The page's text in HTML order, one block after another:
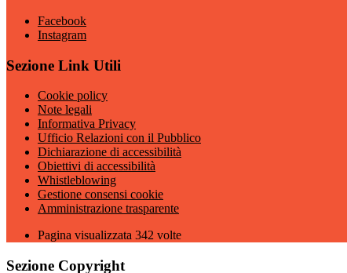
Facebook
Instagram
Sezione Link Utili
Cookie policy
Note legali
Informativa Privacy
Ufficio Relazioni con il Pubblico
Dichiarazione di accessibilità
Obiettivi di accessibilità
Whistleblowing
Gestione consensi cookie
Amministrazione trasparente
Pagina visualizzata 342 volte
Sezione Copyright